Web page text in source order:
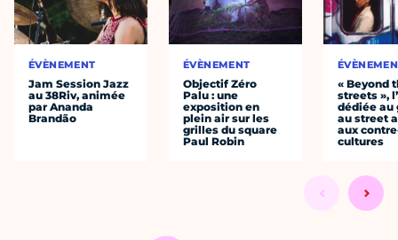
ÉVÈNEMENT
Jam Session Jazz
au 38Riv, animée
par Ananda
Brandão
ÉVÈNEMENT
Objectif Zéro
Palu : une
exposition en
plein air sur les
grilles du square
Paul Robin
« Beyond
streets »,
dédiée au
au street
aux
cultures